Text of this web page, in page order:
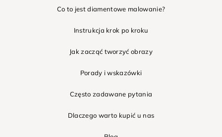
Co to jest diamentowe malowanie?
Instrukcja krok po kroku
Jak zacząć tworzyć obrazy
Porady i wskazówki
Często zadawane pytania
Dlaczego warto kupić u nas